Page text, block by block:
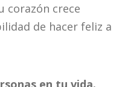
corazón crece
de hacer feliz a
en tu vida.